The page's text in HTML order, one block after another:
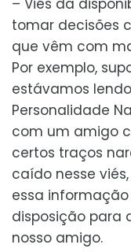
– Viés da
tomar decisões
que vêm com
Por exemplo,
estávamos
Personalidade
com um amigo
certos traços
caído nesse
essa
disposição para
nosso amigo.